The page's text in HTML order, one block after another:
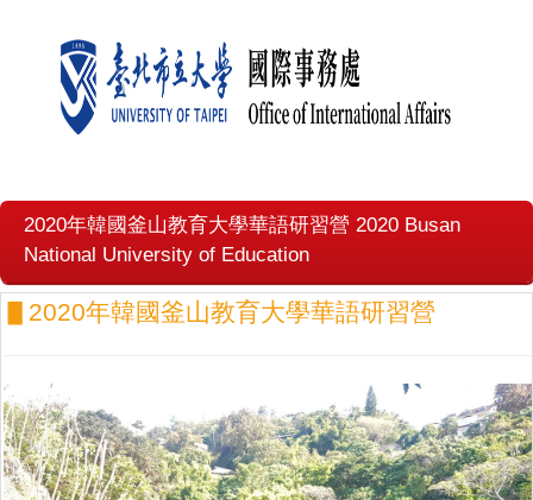
2020年韓國釜山教育大學華語研習營 2020 Busan
National University of Education
▋2020年韓國釜山教育大學華語研習營